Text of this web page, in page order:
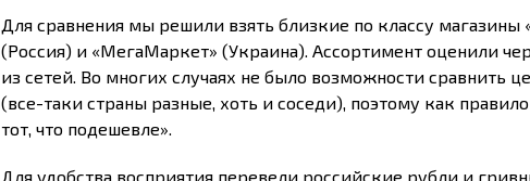
Для сравнения мы решили взять близкие по классу магазины
(Россия) и «МегаМаркет» (Украина). Ассортимент оценили
из сетей. Во многих случаях не было возможности сравнить
(все-таки страны разные, хоть и соседи), поэтому как
тот, что подешевле».
Для удобства восприятия перевели российские рубли и